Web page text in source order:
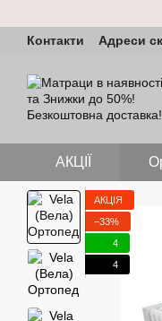
Контакти
Адреси
АКЦІЇ
АКЦІЯ
−33%
4
4